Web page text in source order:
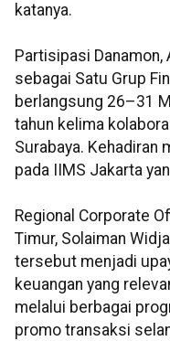
katanya.
Partisipasi Danamon,
sebagai Satu Grup
berlangsung 26–31
tahun kelima
Surabaya. Kehadiran
pada IIMS Jakarta
Regional Corporate
Timur, Solaiman
tersebut menjadi
keuangan yang
melalui berbagai
promo transaksi